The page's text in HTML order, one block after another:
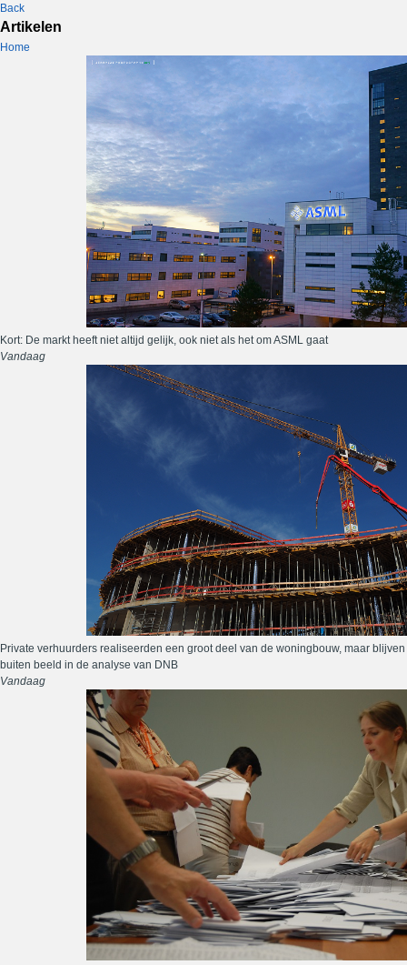
Back
Artikelen
Home
Kort: De markt heeft niet altijd gelijk, ook niet als het om ASML gaat
Vandaag
Private verhuurders realiseerden een groot deel van de woningbouw, maar blijven
buiten beeld in de analyse van DNB
Vandaag